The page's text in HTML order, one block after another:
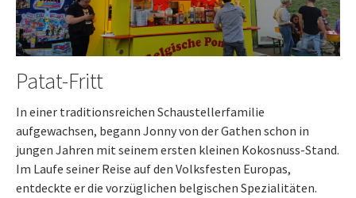
Patat-Fritt
In einer traditionsreichen Schaustellerfamilie
aufgewachsen, begann Jonny von der Gathen schon in
jungen Jahren mit seinem ersten kleinen Kokosnuss-Stand.
Im Laufe seiner Reise auf den Volksfesten Europas,
entdeckte er die vorzüglichen belgischen Spezialitäten.